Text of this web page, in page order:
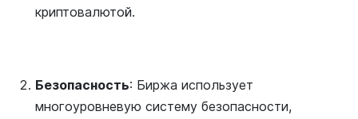
криптовалютой.
Безопасность: Биржа использует
многоуровневую систему безопасности,